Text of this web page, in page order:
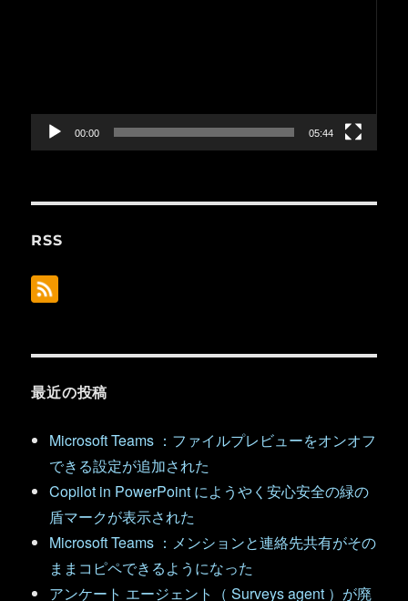
ー
00:00 05:44
RSS
最近の投稿
Microsoft Teams ：ファイルプレビューをオンオフ
できる設定が追加された
Copilot in PowerPoint にようやく安心安全の緑の
盾マークが表示された
Microsoft Teams ：メンションと連絡先共有がその
ままコピペできるようになった
アンケート エージェント（ Surveys agent ）が廃